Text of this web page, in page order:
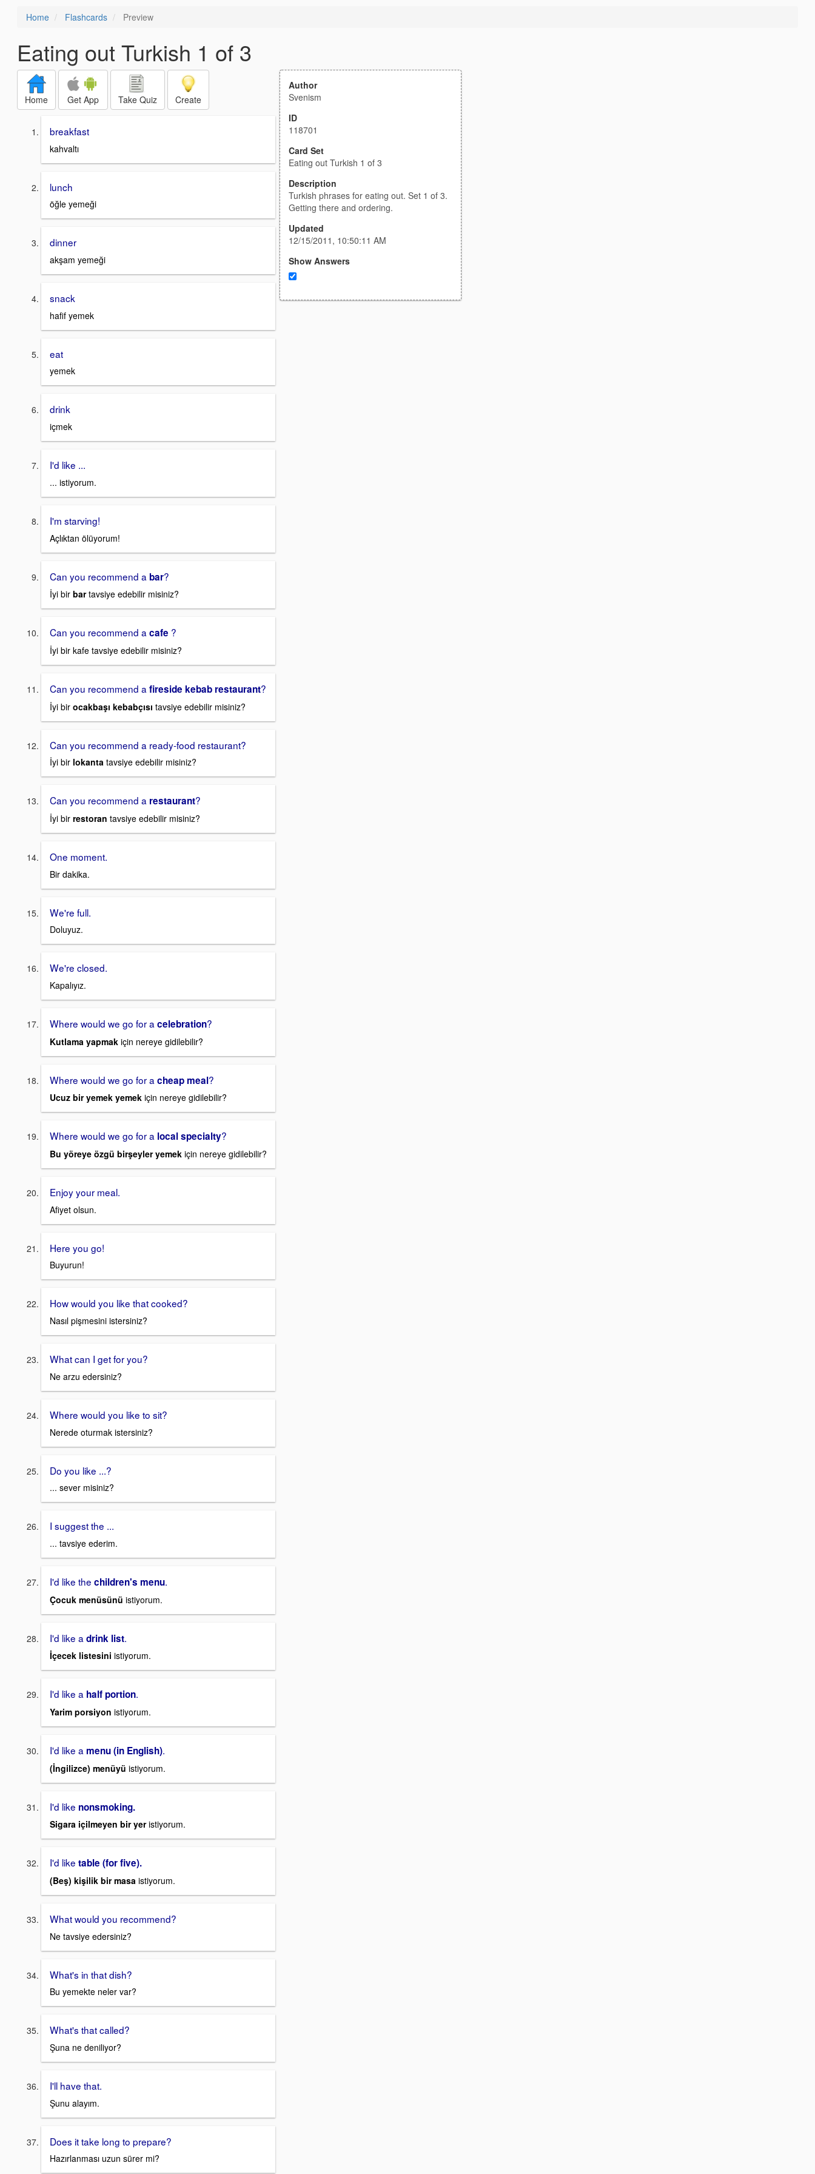
Home Flashcards Preview
Eating out Turkish 1 of 3
Home Get App Take Quiz Create
breakfast
kahvaltı
lunch
öğle yemeği
dinner
akşam yemeği
snack
hafif yemek
eat
yemek
drink
içmek
I'd like ...
... istiyorum.
I'm starving!
Açlıktan ölüyorum!
Can you recommend a bar?
İyi bir bartavsiye edebilir misiniz?
Can you recommend a cafe ?
İyi bir kafe tavsiye edebilir misiniz?
Can you recommend a fireside kebab restaurant?
İyi bir ocakbaşı kebabçısı tavsiye edebilir misiniz?
Can you recommend a ready-food restaurant?
İyi bir lokanta tavsiye edebilir misiniz?
Can you recommend a restaurant?
İyi bir restoran tavsiye edebilir misiniz?
One moment.
Bir dakika.
We're full.
Doluyuz.
We're closed.
Kapalıyız.
Where would we go for a celebration?
Kutlama yapmak için nereye gidilebilir?
Where would we go for a cheap meal?
Ucuz bir yemek yemek için nereye gidilebilir?
Where would we go for a local specialty?
Bu yöreye özgü birşeyler yemek için nereye gidilebilir?
Enjoy your meal.
Afiyet olsun.
Here you go!
Buyurun!
How would you like that cooked?
Nasıl pişmesini istersiniz?
What can I get for you?
Ne arzu edersiniz?
Where would you like to sit?
Nerede oturmak istersiniz?
Do you like ...?
... sever misiniz?
I suggest the ...
... tavsiye ederim.
I'd like the children's menu.
Çocuk menüsünü istiyorum.
I'd like a drink list.
İçecek listesini istiyorum.
I'd like a half portion.
Yarim porsiyon istiyorum.
I'd like a menu (in English).
(İngilizce) menüyü istiyorum.
I'd like nonsmoking.
Sigara içilmeyen bir yeristiyorum.
I'd like table (for five).
(Beş) kişilik bir masa istiyorum.
What would you recommend?
Ne tavsiye edersiniz?
What's in that dish?
Bu yemekte neler var?
What's that called?
Şuna ne deniliyor?
I'll have that.
Şunu alayım.
Does it take long to prepare?
Hazırlanması uzun sürer mi?
Author
Svenism
ID
118701
Card Set
Eating out Turkish 1 of 3
Description
Turkish phrases for eating out. Set 1 of 3.
Getting there and ordering.
Updated
12/15/2011, 10:50:11 AM
Show Answers